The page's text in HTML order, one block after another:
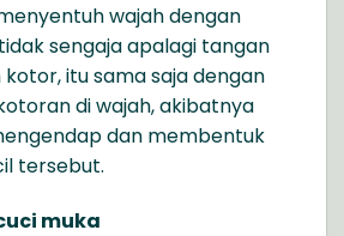
wajah dengan
sengaja apalagi tangan
itu sama saja dengan
di wajah, akibatnya
dan membentuk
tersebut.
muka